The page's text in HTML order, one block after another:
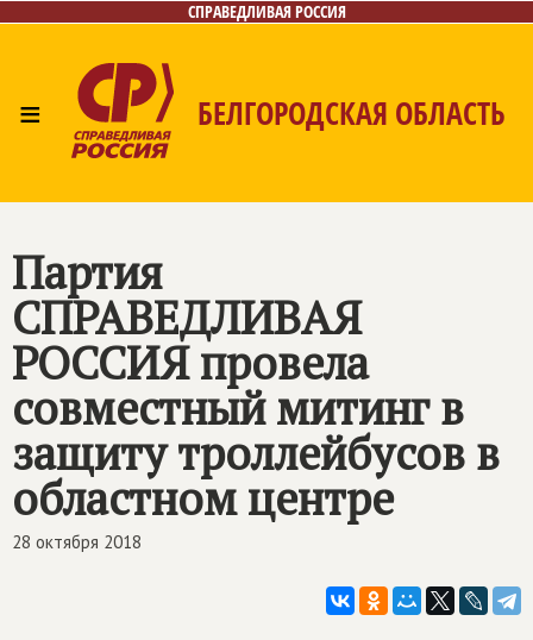
СПРАВЕДЛИВАЯ РОССИЯ
≡ БЕЛГОРОДСКАЯ ОБЛАСТЬ
Партия
СПРАВЕДЛИВАЯ
РОССИЯпровела
совместный митинг в
защиту троллейбусов в
областном центре
28 октября 2018